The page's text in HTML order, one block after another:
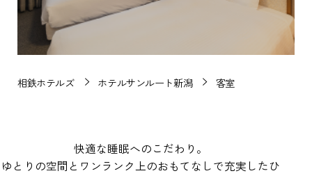
相鉄ホテルズ ホテルサンルート新潟 客室
快適な睡眠へのこだわり。
ゆとりの空間とワンランク上のおもてなしで充実したひ